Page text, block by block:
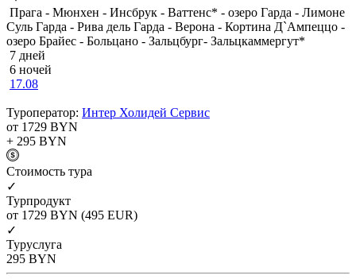
Прага - Мюнхен - Инсбрук - Ваттенс* - озеро Гарда - Лимоне
Суль Гарда - Рива дель Гарда - Верона - Кортина Д`Ампеццо -
озеро Брайес - Больцано - Зальцбург- Зальцкаммергут*
7 дней
6 ночей
17.08
Туроператор: Интер Холидей Сервис
от 1729 BYN
+ 295 BYN
Cтоимость тура
✓
Турпродукт
от 1729 BYN (495 EUR)
✓
Туруслуга
295 BYN